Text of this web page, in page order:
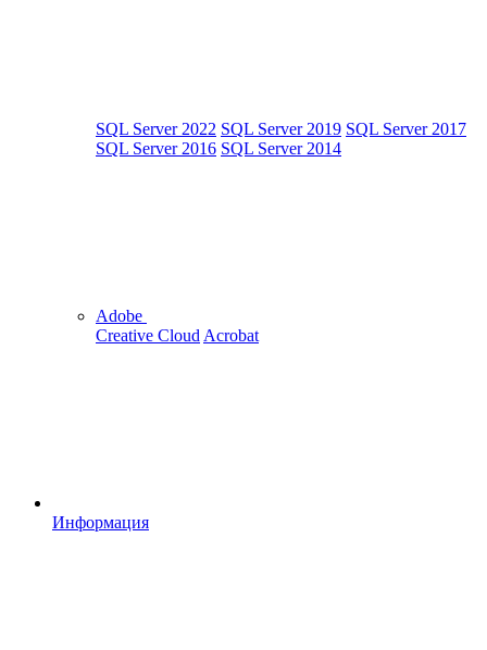
SQL Server 2022 SQL Server 2019 SQL Server 2017
SQL Server 2016 SQL Server 2014
Adobe
Creative Cloud Acrobat
Информация